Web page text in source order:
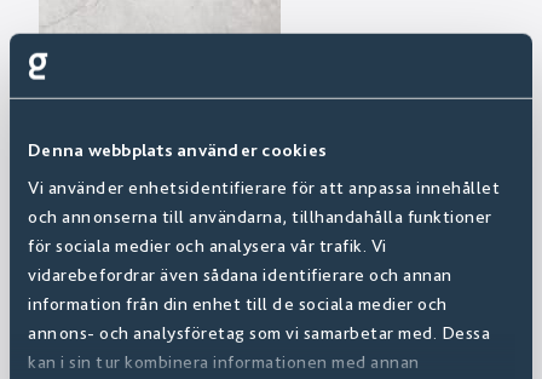
Denna webbplats använder cookies
Vi använder enhetsidentifierare för att anpassa innehållet
och annonserna till användarna, tillhandahålla funktioner
för sociala medier och analysera vår trafik. Vi
vidarebefordrar även sådana identifierare och annan
information från din enhet till de sociala medier och
annons- och analysföretag som vi samarbetar med. Dessa
kan i sin tur kombinera informationen med annan